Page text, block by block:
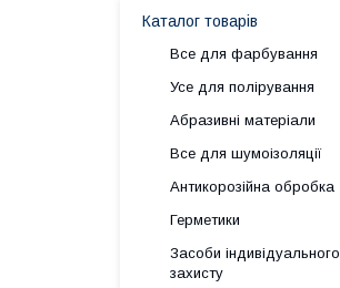
Каталог товарів
Все для фарбування
Усе для полірування
Абразивні матеріали
Все для шумоізоляції
Антикорозійна обробка
Герметики
Засоби індивідуального
захисту